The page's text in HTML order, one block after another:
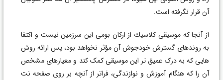
آن قرار نگرفته است.
از آنجا كه موسيقی كلاسيك از اركان بومی اين سرزمين نيست و اکتفا
به روندهای گسترش خودجوش آن مؤثر نخواهد بود، پس ارائه روش
هایی كه به درک عمیق تر این موسیقی کمک کند و معیارهای مشخص
آن را که هنگام آموزش و نوازندگی، فراتر از آنچه بر روی صفحه نت